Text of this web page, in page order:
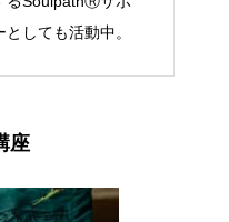
しても活動中。
座